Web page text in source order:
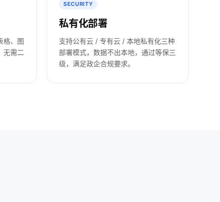
格、图
无需二
SECURITY
私有化部署
支持公有云 / 专有云 / 本地私有化三种
部署模式，数据不出本地，通过等保三
级，满足政企合规要求。